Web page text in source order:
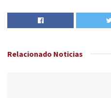
Relacionado Noticias